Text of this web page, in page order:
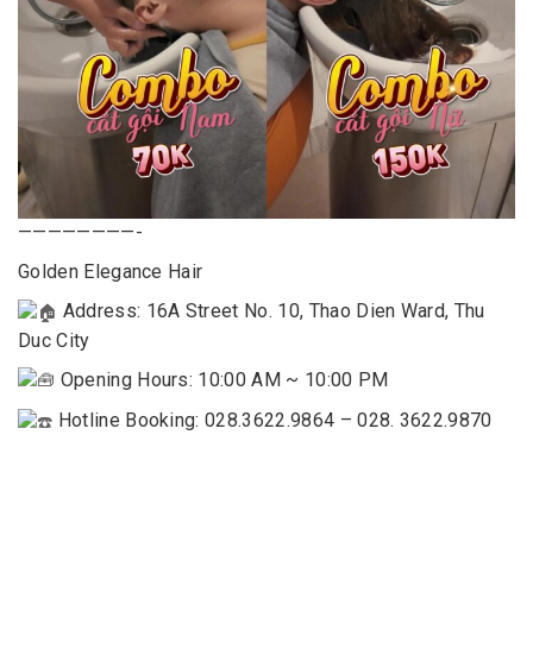
————————-
Golden Elegance Hair
Address: 16A Street No. 10, Thao Dien Ward, Thu
Duc City
Opening Hours: 10:00 AM ~ 10:00 PM
Hotline Booking: 028.3622.9864 – 028. 3622.9870